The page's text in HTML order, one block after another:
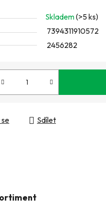
Skladem(>5 ks)
7394311910572
2456282
Sdílet